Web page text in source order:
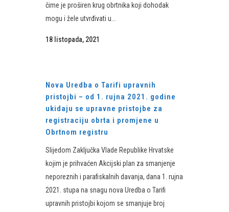
čime je proširen krug obrtnika koji dohodak
mogu i žele utvrđivati u...
18 listopada, 2021
Nova Uredba o Tarifi upravnih
pristojbi – od 1. rujna 2021. godine
ukidaju se upravne pristojbe za
registraciju obrta i promjene u
Obrtnom registru
Slijedom Zaključka Vlade Republike Hrvatske
kojim je prihvaćen Akcijski plan za smanjenje
neporeznih i parafiskalnih davanja, dana 1. rujna
2021. stupa na snagu nova Uredba o Tarifi
upravnih pristojbi kojom se smanjuje broj